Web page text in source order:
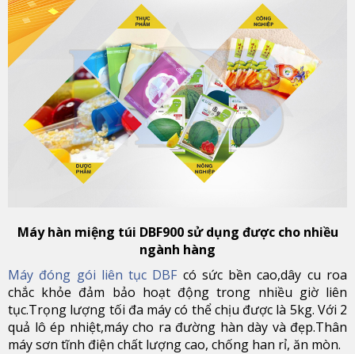
Máy hàn miệng túi DBF900 sử dụng được cho nhiều
ngành hàng
Máy đóng gói liên tục DBF có sức bền cao,dây cu roa
chắc khỏe đảm bảo hoạt động trong nhiều giờ liên
tục.Trọng lượng tối đa máy có thể chịu được là 5kg. Với 2
quả lô ép nhiệt,máy cho ra đường hàn dày và đẹp.Thân
máy sơn tĩnh điện chất lượng cao, chống han rỉ, ăn mòn.